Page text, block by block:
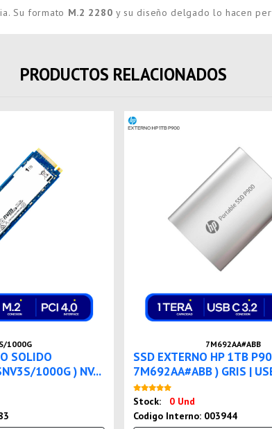
Su formato M.2 2280 y su diseño delgado lo hacen
PRODUCTOS RELACIONADOS
1000G
SOLIDO
1000G ) NV...
7M692AA#ABB
SSD EXTERNO HP 1TB
7M692AA#ABB ) GRIS |
Stock:
0 Und
Codigo Interno: 003944